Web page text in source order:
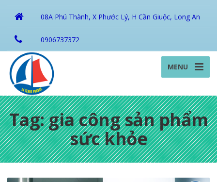
08A Phú Thành, X Phước Lý, H Cần Giuộc, Long An
0906737372
MENU
Tag: gia công sản phẩm
sức khỏe